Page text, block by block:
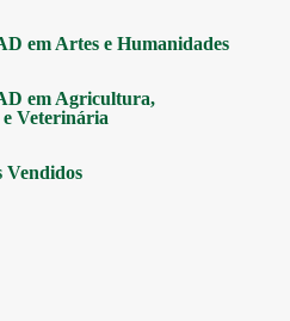
em Artes e Humanidades
em Agricultura,
Veterinária
Vendidos